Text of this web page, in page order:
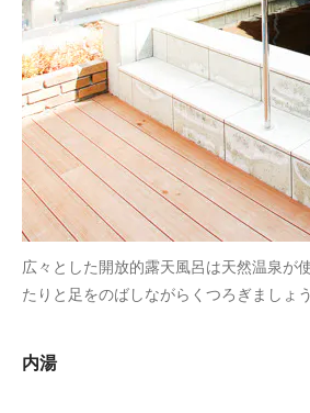
広々とした開放的露天風呂は天然温泉が
たりと足をのばしながらくつろぎましょう
内湯